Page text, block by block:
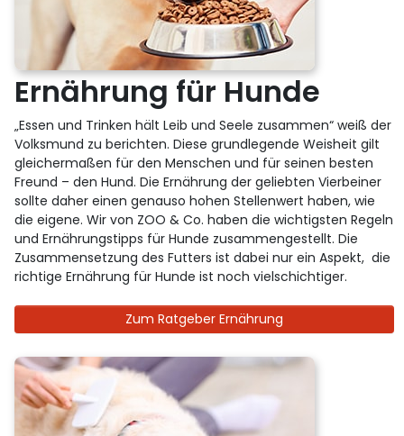
Ernährung für Hunde
„Essen und Trinken hält Leib und Seele zusammen“ weiß der
Volksmund zu berichten. Diese grundlegende Weisheit gilt
gleichermaßen für den Menschen und für seinen besten
Freund – den Hund. Die Ernährung der geliebten Vierbeiner
sollte daher einen genauso hohen Stellenwert haben, wie
die eigene. Wir von ZOO & Co. haben die wichtigsten Regeln
und Ernährungstipps für Hunde zusammengestellt. Die
Zusammensetzung des Futters ist dabei nur ein Aspekt, die
richtige Ernährung für Hunde ist noch vielschichtiger.
Zum Ratgeber Ernährung